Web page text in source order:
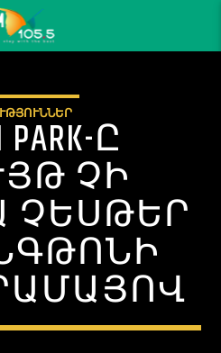
PARK-Ը
ՉԻ
ՉԵՍԹԵՐ